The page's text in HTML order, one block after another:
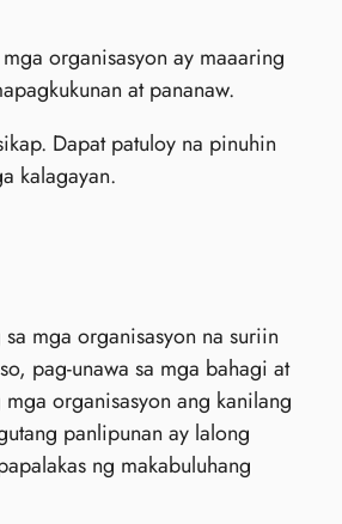
organisasyon ay maaaring
at pananaw.
Dapat patuloy na pinuhin
kalagayan.
mga organisasyon na suriin
pag-unawa sa mga bahagi at
organisasyon ang kanilang
panlipunan ay lalong
ng makabuluhang